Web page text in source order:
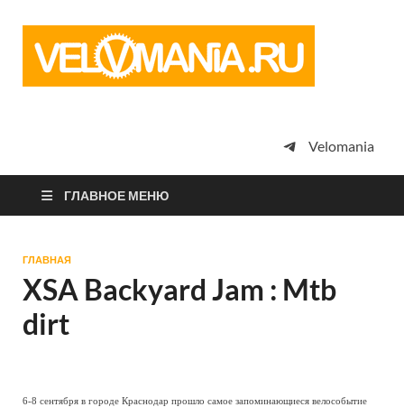
просто
Velomania
ГЛАВНОЕ МЕНЮ
ГЛАВНАЯ
XSA Backyard Jam : Mtb
dirt
6-8 сентября в городе Краснодар прошло самое запоминающиеся велособытие